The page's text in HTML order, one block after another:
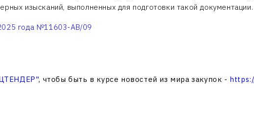
изысканий, выполненных для подготовки такой документации.
года №11603-АВ/09
, чтобы быть в курсе новостей из мира закупок -